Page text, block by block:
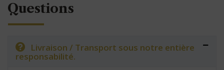
Questions
Livraison / Transport sous notre entière
responsabilité.